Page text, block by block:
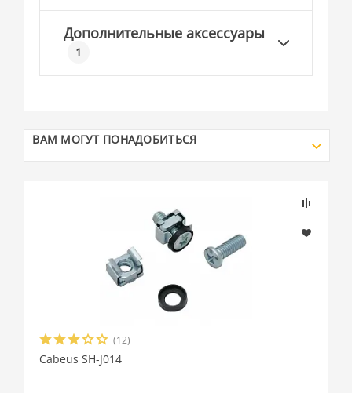
Дополнительные аксессуары
1
ВАМ МОГУТ ПОНАДОБИТЬСЯ
(12)
Cabeus SH-J014